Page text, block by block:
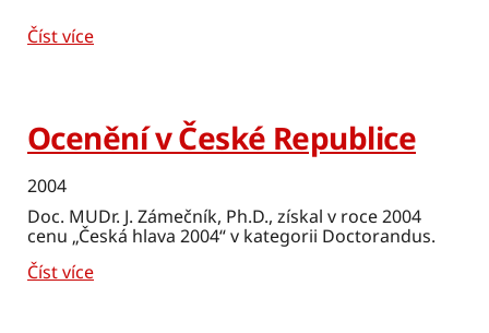
Číst více
Ocenění v České Republice
2004
Doc. MUDr. J. Zámečník, Ph.D., získal v roce 2004
cenu „Česká hlava 2004“ v kategorii Doctorandus.
Číst více